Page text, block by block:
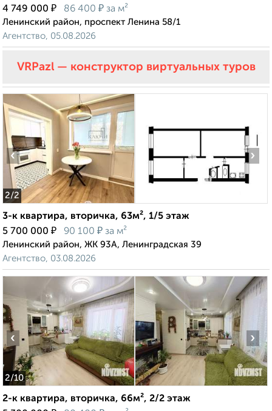
4 749 000 ₽ 86 400 ₽ за м²
Ленинский район, проспект Ленина 58/1
Агентство, 05.08.2026
VRPazl — конструктор виртуальных туров
2/2
‹ ›
3-к квартира, вторичка, 63м², 1/5 этаж
5 700 000 ₽ 90 100 ₽ за м²
Ленинский район, ЖК 93А, Ленинградская 39
Агентство, 03.08.2026
2/10
‹ ›
2-к квартира, вторичка, 66м², 2/2 этаж